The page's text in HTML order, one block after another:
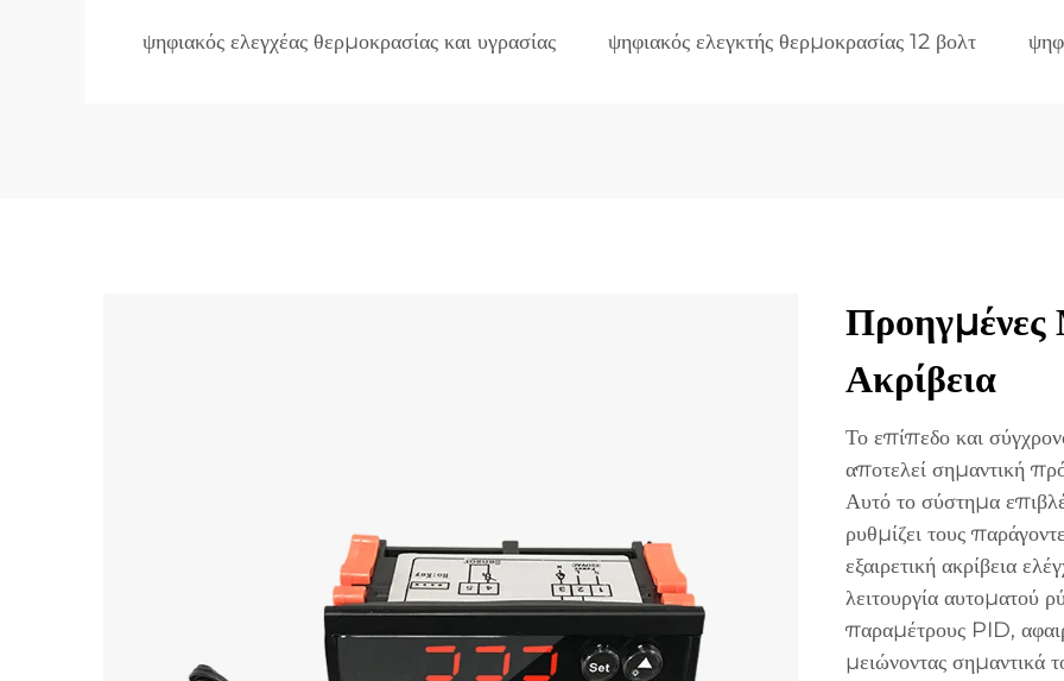
ψηφιακός ελεγχέας θερμοκρασίας και υγρασίας ψηφιακός ελεγκτής θερμοκρασίας 12 βολτ
Προηγμένες
Ακρίβεια
Το επίπεδο και
αποτελεί σημαντική
Αυτό το σύστημα
ρυθμίζει τους
εξαιρετική ακρίβεια
λειτουργία αυτοματού
παραμέτρους PID,
μειώνοντας σημαντικά